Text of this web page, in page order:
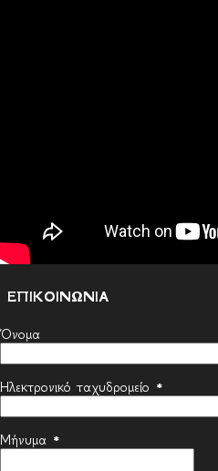
ΕΠΙΚΟΙΝΩΝΙΑ
Όνομα
Ηλεκτρονικό ταχυδρομείο *
Μήνυμα *